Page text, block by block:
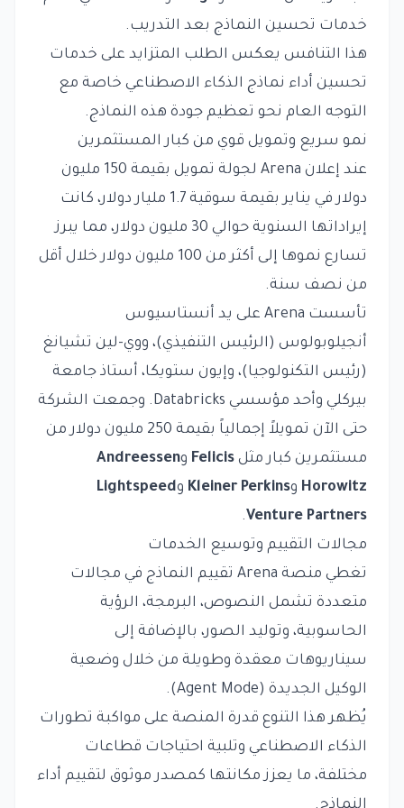
خدمات تحسين النماذج بعد التدريب.
هذا التنافس يعكس الطلب المتزايد على خدمات
تحسين أداء نماذج الذكاء الاصطناعي خاصة مع
التوجه العام نحو تعظيم جودة هذه النماذج.
نمو سريع وتمويل قوي من كبار المستثمرين
عند إعلان Arena لجولة تمويل بقيمة 150 مليون
دولار في يناير بقيمة سوقية 1.7 مليار دولار، كانت
إيراداتها السنوية حوالي 30 مليون دولار، مما يبرز
تسارع نموها إلى أكثر من 100 مليون دولار خلال أقل
من نصف سنة.
تأسست Arena على يد أنستاسيوس
أنجيلوبولوس (الرئيس التنفيذي)، ووي-لين تشيانغ
(رئيس التكنولوجيا)، وإيون ستويكا، أستاذ جامعة
بيركلي وأحد مؤسسي Databricks. وجمعت الشركة
حتى الآن تمويلاً إجمالياً بقيمة 250 مليون دولار من
مستثمرين كبار مثل Felicis وAndreessen
Horowitz وKleiner Perkins وLightspeed
Venture Partners
.
مجالات التقييم وتوسيع الخدمات
تغطي منصة Arena تقييم النماذج في مجالات
متعددة تشمل النصوص، البرمجة، الرؤية
الحاسوبية، وتوليد الصور، بالإضافة إلى
سيناريوهات معقدة وطويلة من خلال وضعية
الوكيل الجديدة (Agent Mode).
يُظهر هذا التنوع قدرة المنصة على مواكبة تطورات
الذكاء الاصطناعي وتلبية احتياجات قطاعات
مختلفة، ما يعزز مكانتها كمصدر موثوق لتقييم أداء